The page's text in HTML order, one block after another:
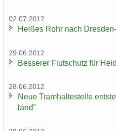
02.07.2012
Hei­ßes Rohr nach
29.06.2012
Bes­se­rer Flut­schutz für
28.06.2012
Neue Tram­hal­te­stel­le
land"